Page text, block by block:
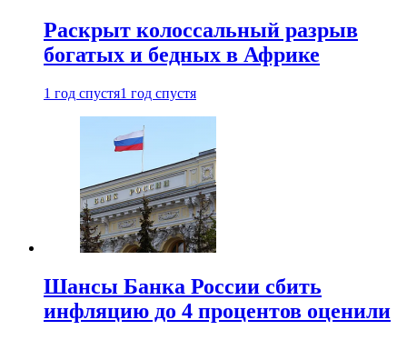
Раскрыт колоссальный разрыв
богатых и бедных в Африке
1 год спустя1 год спустя
Шансы Банка России сбить
инфляцию до 4 процентов оценили